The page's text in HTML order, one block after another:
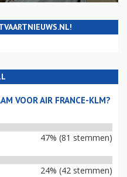
VOOR AIR FRANCE-KLM?
47% (81 stemmen)
24% (42 stemmen)